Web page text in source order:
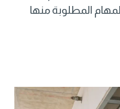
المطلوبة منها